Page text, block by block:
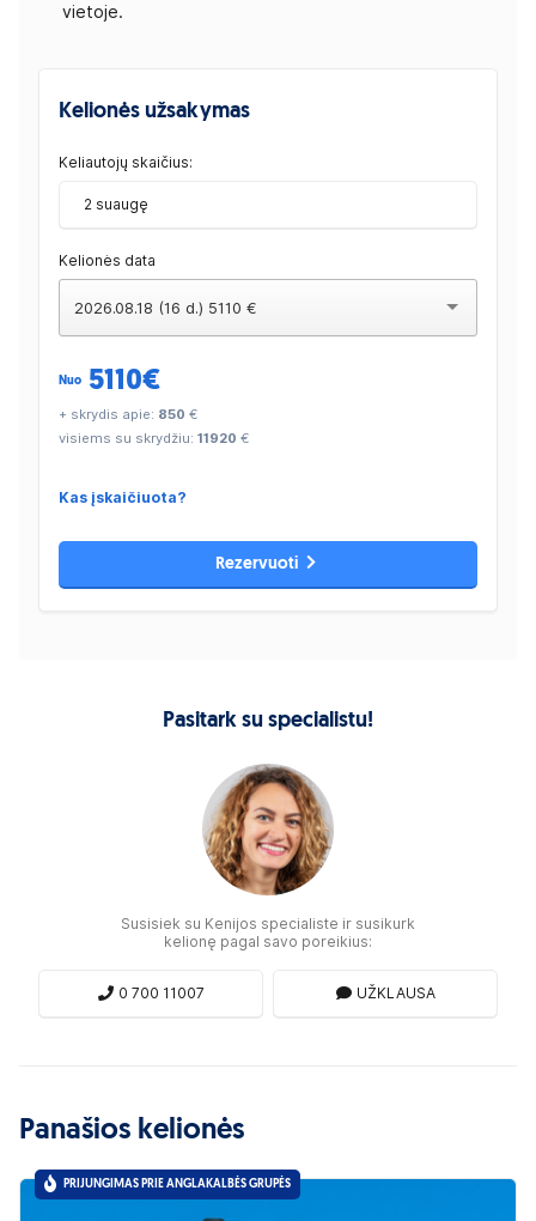
vietoje.
Kelionės užsakymas
Keliautojų skaičius:
2 suaugę
Kelionės data
2026.08.18 (16 d.) 5110 €
Nuo 5110€
+ skrydis apie: 850 €
visiems su skrydžiu: 11920 €
Kas įskaičiuota?
Rezervuoti
Pasitark su specialistu!
Susisiek su Kenijos specialiste ir susikurk
kelionę pagal savo poreikius:
0 700 11007 UŽKLAUSA
Panašios kelionės
PRIJUNGIMAS PRIE ANGLAKALBĖS GRUPĖS